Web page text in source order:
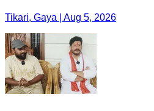
Tikari, Gaya | Aug 5, 2026